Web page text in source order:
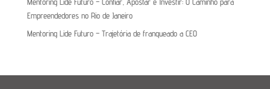
Mentoring Lide Futuro – Confiar, Apostar e Investir: O Caminho para
Empreendedores no Rio de Janeiro
Mentoring Lide Futuro – Trajetória de franqueado a CEO